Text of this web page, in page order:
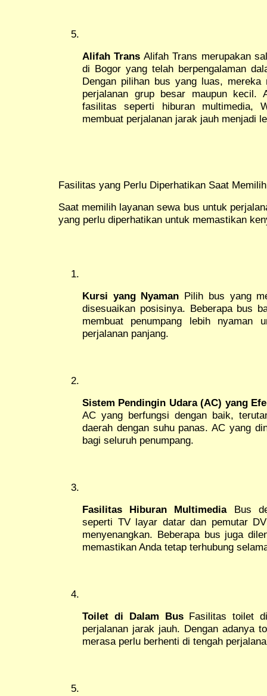
Alifah Trans Alifah Trans merupakan
di Bogor yang telah berpengalaman
Dengan pilihan bus yang luas, mereka
perjalanan grup besar maupun kecil.
fasilitas seperti hiburan multimedia,
membuat perjalanan jarak jauh menjadi
Fasilitas yang Perlu Diperhatikan Saat
Saat memilih layanan sewa bus untuk
yang perlu diperhatikan untuk memastikan
Kursi yang Nyaman Pilih bus yang
disesuaikan posisinya. Beberapa bus
membuat penumpang lebih nyaman
perjalanan panjang.
Sistem Pendingin Udara (AC) yang
AC yang berfungsi dengan baik,
daerah dengan suhu panas. AC yang
bagi seluruh penumpang.
Fasilitas Hiburan MultimediaBus
seperti TV layar datar dan pemutar
menyenangkan. Beberapa bus juga
memastikan Anda tetap terhubung
Toilet di Dalam BusFasilitas toilet
perjalanan jarak jauh. Dengan adanya
merasa perlu berhenti di tengah